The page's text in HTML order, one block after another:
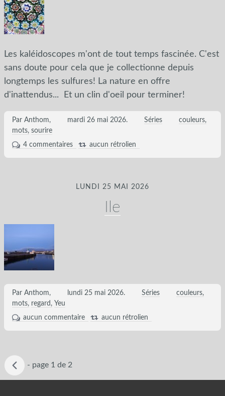
Les kaléidoscopes m'ont de tout temps fascinée. C'est
sans doute pour cela que je collectionne depuis
longtemps les sulfures! La nature en offre
d'inattendus... Et un clin d'oeil pour terminer!
Par Anthom, mardi 26 mai 2026. Séries
couleurs
mots sourire
4 commentaires
aucun rétrolien
LUNDI 25 MAI 2026
Ile
Par Anthom, lundi 25 mai 2026. Séries
couleurs
mots regard
Yeu
aucun commentaire
aucun rétrolien
- page 1 de 2